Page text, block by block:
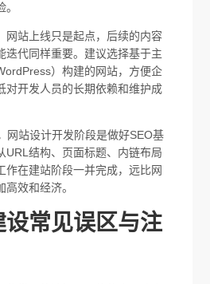
网站上线只是起点，后续的内容
迭代同样重要。建议选择基于主
）构建的网站，方便企
对开发人员的长期依赖和维护成
网站设计开发阶段是做好SEO基
URL结构、页面标题、内链布局
作在建站阶段一并完成，远比网
效和经济。
常见误区与注